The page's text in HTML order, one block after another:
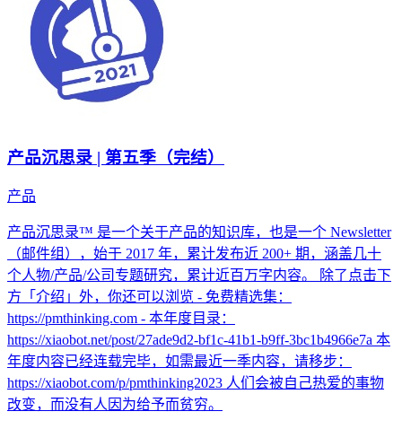
产品沉思录 | 第五季（完结）
产品
产品沉思录™ 是一个关于产品的知识库，也是一个 Newsletter
（邮件组），始于 2017 年，累计发布近 200+ 期，涵盖几十
个人物/产品/公司专题研究，累计近百万字内容。 除了点击下
方「介绍」外，你还可以浏览 - 免费精选集：
https://pmthinking.com - 本年度目录：
https://xiaobot.net/post/27ade9d2-bf1c-41b1-b9ff-3bc1b4966e7a 本
年度内容已经连载完毕，如需最近一季内容，请移步：
https://xiaobot.com/p/pmthinking2023 人们会被自己热爱的事物
改变，而没有人因为给予而贫穷。